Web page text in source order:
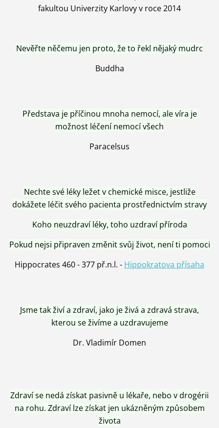
fakultou Univerzity Karlovy v roce 2014
Nevěřte něčemu jen proto, že to řekl nějaký mudrc
Buddha
Představa je příčinou mnoha nemocí, ale víra je
možnost léčení nemocí všech
Paracelsus
Nechte své léky ležet v chemické misce, jestliže
dokážete léčit svého pacienta prostřednictvím stravy
Koho neuzdraví léky, toho uzdraví příroda
Pokud nejsi připraven změnit svůj život, není ti pomoci
Hippocrates 460 - 377 př.n.l. - Hippokratova přísaha
Jsme tak živí a zdraví, jako je živá a zdravá strava,
kterou se živíme a uzdravujeme
Dr. Vladimír Domen
Zdraví se nedá získat pasivně u lékaře, nebo v drogérii
na rohu. Zdraví lze získat jen ukázněným způsobem
života